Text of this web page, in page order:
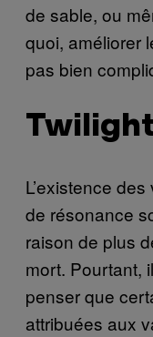
de sable, ou
quoi, améliorer
pas bien
L’existence
de résonance
raison de plus
mort. Pourtant,
penser que
attribuées aux